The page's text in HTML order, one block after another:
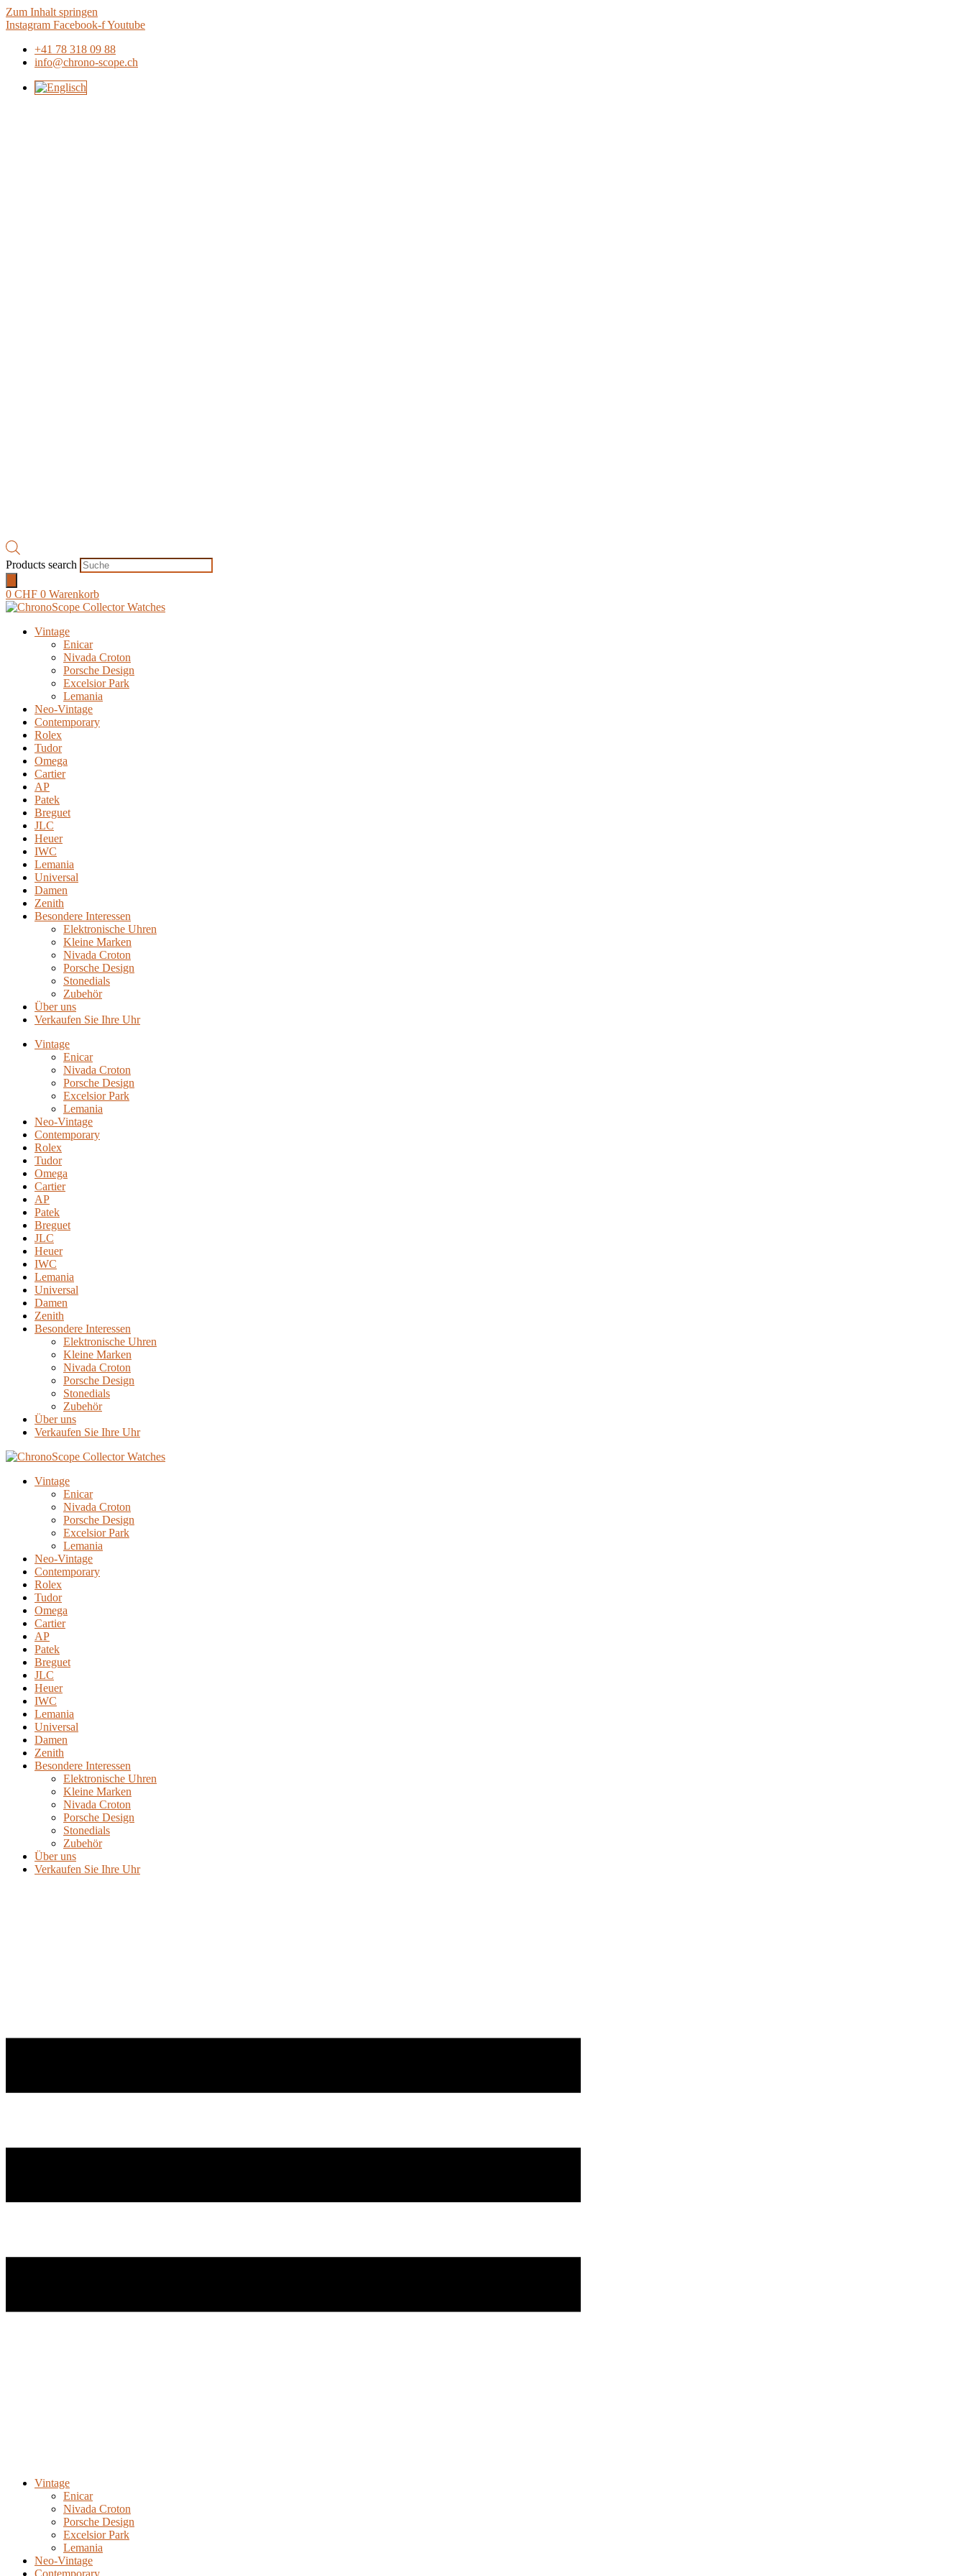
Zum Inhalt springen
Instagram Facebook-fYoutube
+41 78 318 09 88
info@chrono-scope.ch
Products search
0 CHF 0 Warenkorb
Vintage
Enicar
Nivada Croton
Porsche Design
Excelsior Park
Lemania
Neo-Vintage
Contemporary
Rolex
Tudor
Omega
Cartier
AP
Patek
Breguet
JLC
Heuer
IWC
Lemania
Universal
Damen
Zenith
Besondere Interessen
Elektronische Uhren
Kleine Marken
Nivada Croton
Porsche Design
Stonedials
Zubehör
Über uns
Verkaufen Sie Ihre Uhr
Vintage
Enicar
Nivada Croton
Porsche Design
Excelsior Park
Lemania
Neo-Vintage
Contemporary
Rolex
Tudor
Omega
Cartier
AP
Patek
Breguet
JLC
Heuer
IWC
Lemania
Universal
Damen
Zenith
Besondere Interessen
Elektronische Uhren
Kleine Marken
Nivada Croton
Porsche Design
Stonedials
Zubehör
Über uns
Verkaufen Sie Ihre Uhr
Vintage
Enicar
Nivada Croton
Porsche Design
Excelsior Park
Lemania
Neo-Vintage
Contemporary
Rolex
Tudor
Omega
Cartier
AP
Patek
Breguet
JLC
Heuer
IWC
Lemania
Universal
Damen
Zenith
Besondere Interessen
Elektronische Uhren
Kleine Marken
Nivada Croton
Porsche Design
Stonedials
Zubehör
Über uns
Verkaufen Sie Ihre Uhr
Vintage
Enicar
Nivada Croton
Porsche Design
Excelsior Park
Lemania
Neo-Vintage
Contemporary